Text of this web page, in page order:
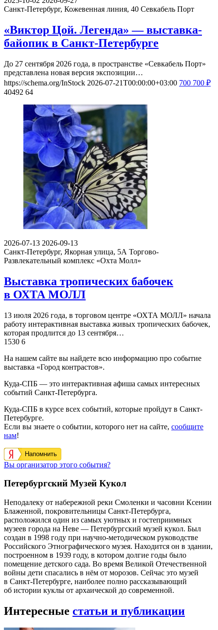
Санкт-Петербург, Кожевенная линия, 40 Севкабель Порт
«Виктор Цой. Легенда» — выставка-
байопик в Санкт-Петербурге
До 27 сентября 2026 года, в пространстве «Севкабель Порт»
представлена новая версия экспозиции…
https://schema.org/InStock 2026-07-21T00:00:00+03:00 700 700 ₽
40492 64
2026-07-13 2026-09-13
Санкт-Петербург, Якорная улица, 5А Торгово-
Развлекательный комплекс «Охта Молл»
Выставка тропических бабочек
в ОХТА МОЛЛ
13 июля 2026 года, в торговом центре «ОХТА МОЛЛ» начала
работу интерактивная выставка живых тропических бабочек,
которая продлится до 13 сентября…
1530 6
На нашем сайте вы найдете всю информацию про событие
выставка «Город контрастов».
Куда-СПБ — это интерактивная афиша самых интересных
событий Санкт-Петербурга.
Куда-СПБ в курсе всех событий, которые пройдут в Санкт-
Петербурге.
Если вы знаете о событии, которого нет на сайте, сообщите
нам!
Напомнить
Вы организатор этого события?
Петербургский Музей Кукол
Неподалеку от набережной реки Смоленки и часовни Ксении
Блаженной, покровительницы Санкт-Петербурга,
расположился один из самых уютных и гостеприимных
музеев города на Неве — Петербургский музей кукол. Был
создан в 1998 году при научно-методическом руководстве
Российского Этнографического музея. Находится он в здании,
построенном в 1939 году, в котором долгие годы было
помещение детского сада. Во время Великой Отечественной
войны дети спасались в нём от морозов. Сейчас это музей
в Санкт-Петербурге, наиболее полно рассказывающий
об истории куклы от архаической до современной.
Интересные статьи и публикации